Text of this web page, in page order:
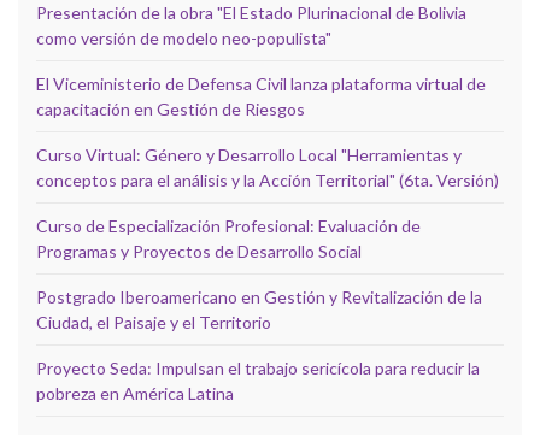
Presentación de la obra "El Estado Plurinacional de Bolivia
como versión de modelo neo-populista"
El Viceministerio de Defensa Civil lanza plataforma virtual de
capacitación en Gestión de Riesgos
Curso Virtual: Género y Desarrollo Local "Herramientas y
conceptos para el análisis y la Acción Territorial" (6ta. Versión)
Curso de Especialización Profesional: Evaluación de
Programas y Proyectos de Desarrollo Social
Postgrado Iberoamericano en Gestión y Revitalización de la
Ciudad, el Paisaje y el Territorio
Proyecto Seda: Impulsan el trabajo sericícola para reducir la
pobreza en América Latina